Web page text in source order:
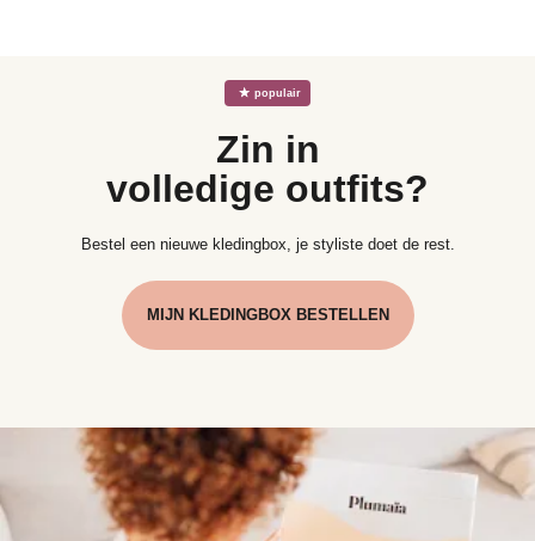
☆ populair
Zin in
volledige outfits?
Bestel een nieuwe kledingbox, je styliste doet de rest.
MIJN KLEDINGBOX BESTELLEN